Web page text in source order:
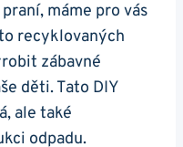
máme pro vás
recyklovaných
zábavné
děti. Tato DIY
ale také
odpadu.